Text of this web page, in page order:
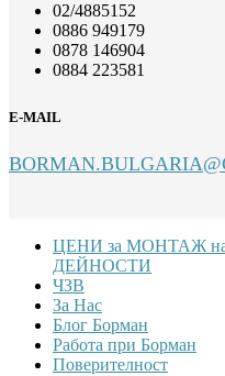
02/4885152
0886 949179
0878 146904
0884 223581
E-MAIL
FooterЦЕНИ за МОНТАЖ
ДЕЙНОСТИ
ЧЗВ
За Нас
Блог Борман
Работа при Борман
Поверителност